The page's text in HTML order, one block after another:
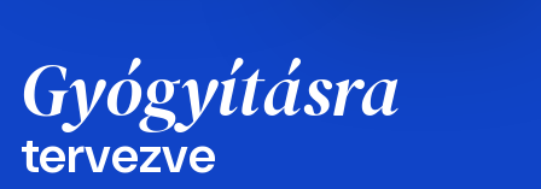
Gyógyításra
tervezve